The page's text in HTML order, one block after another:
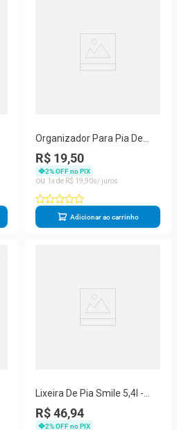
Organizador Para Pia De
Plástico - Stolf Preto
R$ 19,50
2% OFF no PIX
1
R$ 19 90
Adicionar ao carrinho
Lixeira De Pia Smile 5,4l -
Stolf Cinza
R$ 46,94
2% OFF no PIX